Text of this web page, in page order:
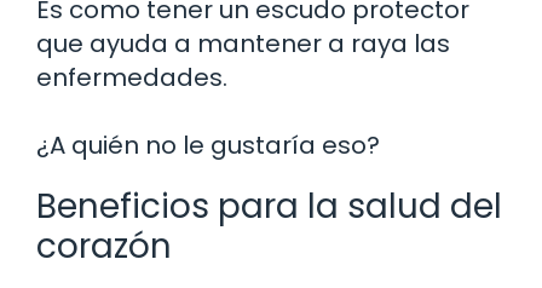
Es como tener un escudo protector
que ayuda a mantener a raya las
enfermedades.
¿A quién no le gustaría eso?
Beneficios para la salud del
corazón